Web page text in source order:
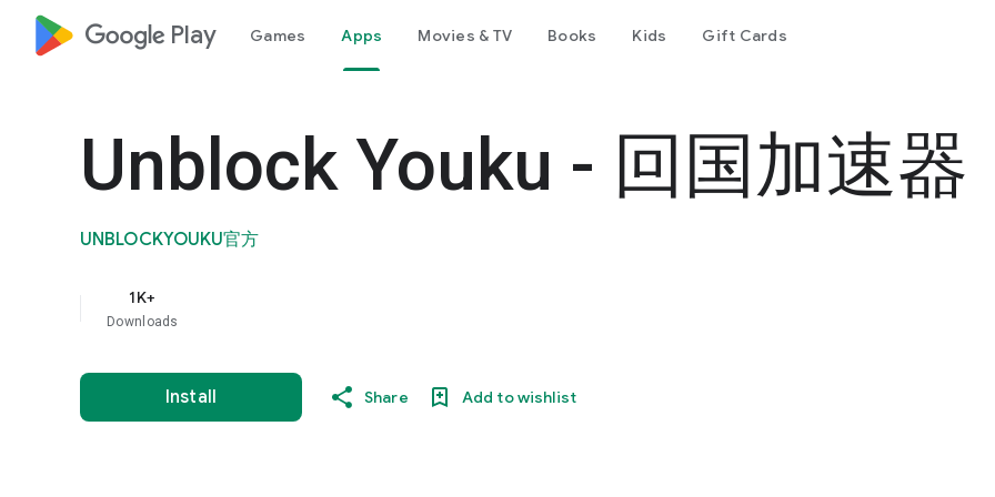
google_logo Play Games Apps Movies & TV Books Kids Gift Cards
Unblock Youku - 回国加速器
UNBLOCKYOUKU官方
1K+
Downloads
Install Share Add to wishlist